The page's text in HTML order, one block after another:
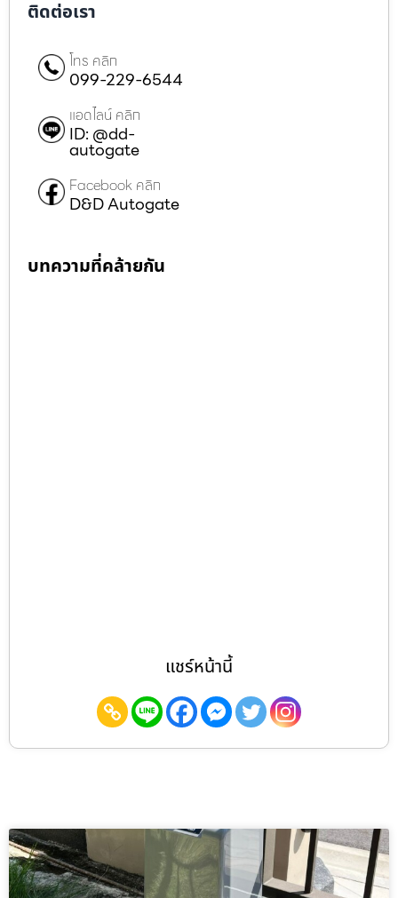
ติดต่อเรา
โทร คลิก
099-229-6544
แอดไลน์ คลิก
ID: @dd-
autogate
Facebook คลิก
D&D Autogate
บทความที่คล้ายกัน
แชร์หน้านี้